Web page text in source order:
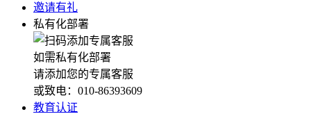
邀请有礼
私有化部署
如需私有化部署
请添加您的专属客服
或致电：010-86393609
教育认证